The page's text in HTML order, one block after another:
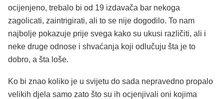
ocijenjeno, trebalo bi od 19 izdavača bar nekoga
zagolicati, zaintrigirati, ali to se nije dogodilo. To nam
najbolje pokazuje prije svega kako su ukusi različiti, ali i
neke druge odnose i shvaćanja koji odlučuju šta je to
dobro, a šta loše.
Ko bi znao koliko je u svijetu do sada nepravedno propalo
velikih djela samo zato što su ih ocjenjivali oni kojima